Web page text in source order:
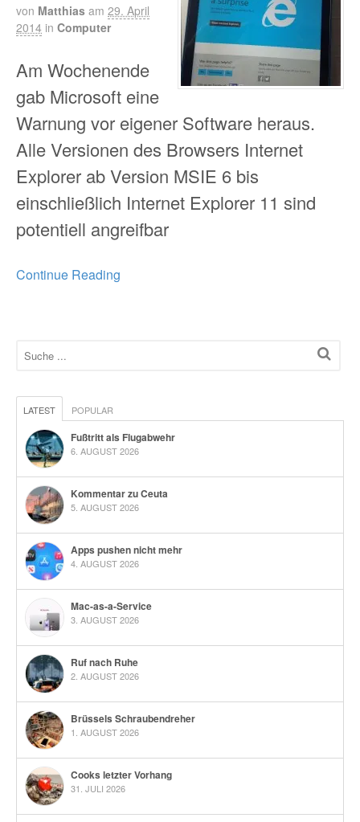
von Matthias am 29. April
2014 in Computer
Am Wochenende
gab Microsoft eine
Warnung vor eigener Software heraus.
Alle Versionen des Browsers Internet
Explorer ab Version MSIE 6 bis
einschließlich Internet Explorer 11 sind
potentiell angreifbar
Continue Reading
LATEST POPULAR
Fußtritt als Flugabwehr
6. AUGUST 2026
Kommentar zu Ceuta
5. AUGUST 2026
Apps pushen nicht mehr
4. AUGUST 2026
Mac-as-a-Service
3. AUGUST 2026
Ruf nach Ruhe
2. AUGUST 2026
Brüssels Schraubendreher
1. AUGUST 2026
Cooks letzter Vorhang
31. JULI 2026